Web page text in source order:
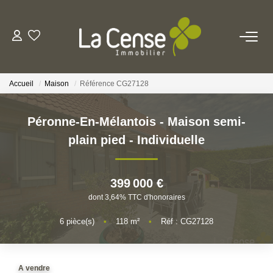
ESTIMATION
Qui Sommes-Nous
Notre Équipe
Accueil Maison Référence CG27128
Péronne-En-Mélantois - Maison semi-
plain pied - Individuelle
399 000 €
dont 3,64% TTC d'honoraires
6 pièce(s) • 118 m² • Réf : CG27128
A vendre